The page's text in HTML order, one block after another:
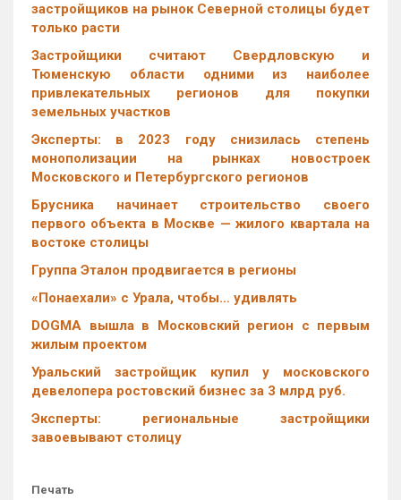
застройщиков на рынок Северной столицы будет
только расти
Застройщики считают Свердловскую и
Тюменскую области одними из наиболее
привлекательных регионов для покупки
земельных участков
Эксперты: в 2023 году снизилась степень
монополизации на рынках новостроек
Московского и Петербургского регионов
Брусника начинает строительство своего
первого объекта в Москве — жилого квартала на
востоке столицы
Группа Эталон продвигается в регионы
«Понаехали» с Урала, чтобы… удивлять
DOGMA вышла в Московский регион с первым
жилым проектом
Уральский застройщик купил у московского
девелопера ростовский бизнес за 3 млрд руб.
Эксперты: региональные застройщики
завоевывают столицу
Печать